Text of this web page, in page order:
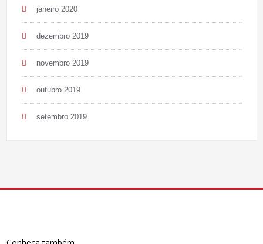
janeiro 2020
dezembro 2019
novembro 2019
outubro 2019
setembro 2019